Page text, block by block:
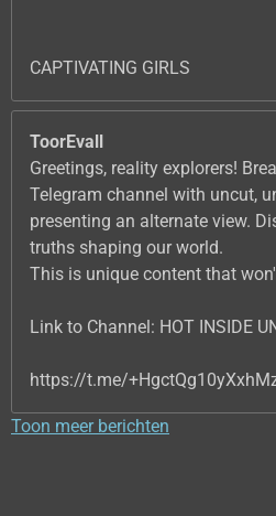
CAPTIVATING GIRLS
ToorEvall
Greetings, reality explorers!
Telegram channel with uncut,
presenting an alternate view.
truths shaping our world.
This is unique content that
Link to Channel: HOT INSIDE
https://t.me/
Toon meer berichten